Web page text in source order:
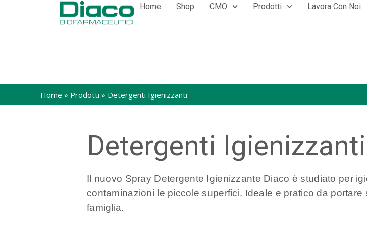
Home Shop CMO Prodotti Lavora Con Noi
Home » Prodotti » Detergenti Igienizzanti
Detergenti Igienizzanti
Il nuovo Spray Detergente Igienizzante Diaco è studiato per
contaminazioni le piccole superfici. Ideale e pratico da
famiglia.